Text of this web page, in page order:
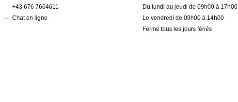
+43 676 7664611
Chat en ligne
Du lundi au jeudi de 09h00 à 17h00
Le vendredi de 09h00 à 14h00
Fermé tous les jours fériés